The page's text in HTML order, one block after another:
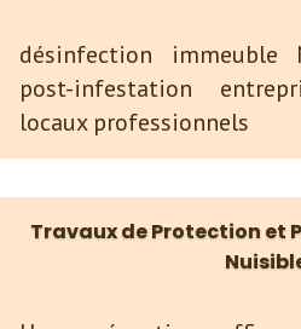
désinfection immeuble
post-infestation
locaux professionnels
Travaux de Protection et